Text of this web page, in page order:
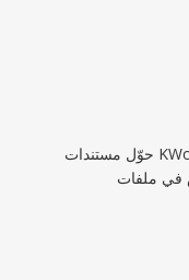
حوّل مستندات KWord القديمة إلى تنسيق GIF الحديث —